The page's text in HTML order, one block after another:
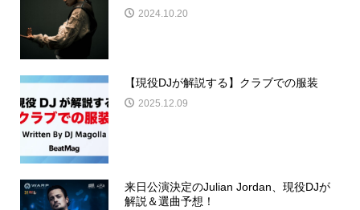
2024.10.20
【現役DJが解説する】クラブでの服装
2025.12.09
来日公演決定のJulian Jordan、現役DJが
解説＆選曲予想！